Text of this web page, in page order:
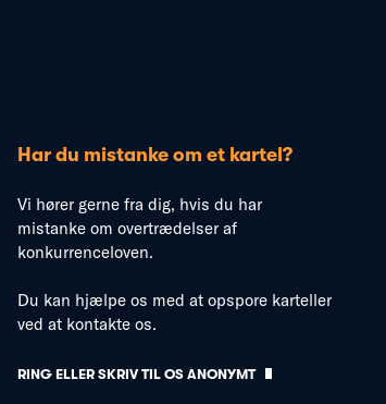
Har du mistanke om et kartel?
Vi hører gerne fra dig, hvis du har
mistanke om overtrædelser af
konkurrenceloven.
Du kan hjælpe os med at opspore karteller
ved at kontakte os.
RING ELLER SKRIV TIL OS ANONYMT